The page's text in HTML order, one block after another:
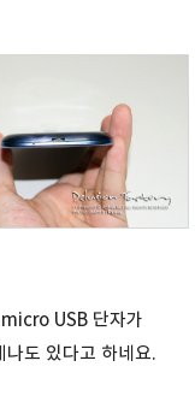
USB 단자가
나도 있다고 하네요.